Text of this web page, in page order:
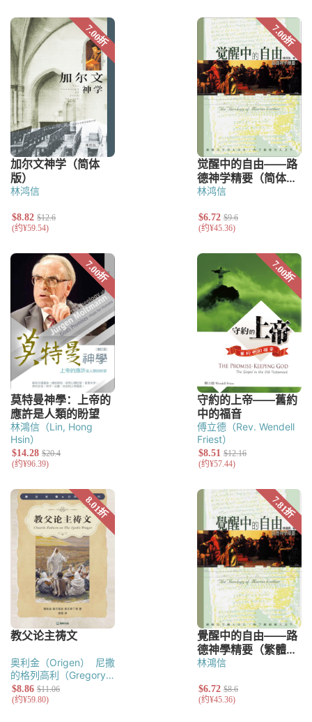
林鸿信 林鸿信
林鴻信（Lin, Hong
Hsin）
傅立德（Rev. Wendell
Friest）
奥利金（Origen）
尼撒
的格列高利（Gregory
of Nyssa）
西姆（Maximus the
林鴻信